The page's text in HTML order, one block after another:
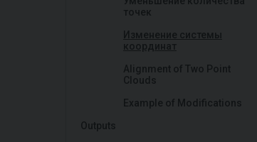
точек
Изменение системы
координат
Alignment of Two Point
Clouds
Example of Modifications
Outputs